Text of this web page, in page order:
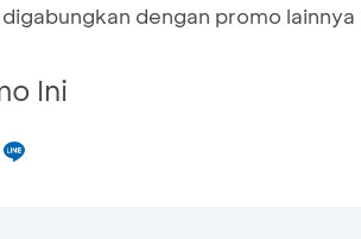
dengan promo lainnya
Ini